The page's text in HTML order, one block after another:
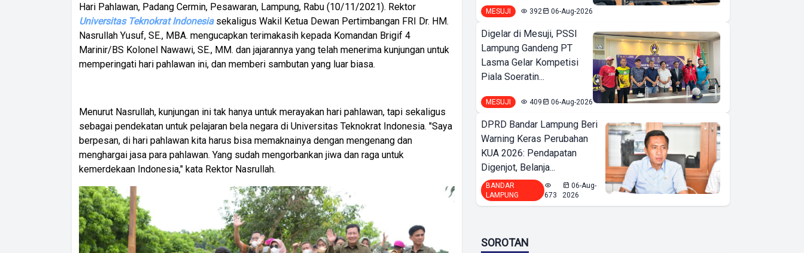
Hari Pahlawan, Padang Cermin, Pesawaran, Lampung, Rabu (10/11/2021). Rektor
Universitas Teknokrat Indonesiasekaligus Wakil Ketua Dewan Pertimbangan FRI Dr. HM.
Nasrullah Yusuf, SE., MBA. mengucapkan terimakasih kepada Komandan Brigif 4
Marinir/BS Kolonel Nawawi, SE., MM. dan jajarannya yang telah menerima kunjungan untuk
memperingati hari pahlawan ini, dan memberi sambutan yang luar biasa.
Menurut Nasrullah, kunjungan ini tak hanya untuk merayakan hari pahlawan, tapi sekaligus
sebagai pendekatan untuk pelajaran bela negara di Universitas Teknokrat Indonesia. "Saya
berpesan, di hari pahlawan kita harus bisa memaknainya dengan mengenang dan
menghargai jasa para pahlawan. Yang sudah mengorbankan jiwa dan raga untuk
kemerdekaan Indonesia," kata Rektor Nasrullah.
MESUJI 392 06-Aug-2026
Digelar di Mesuji, PSSI
Lampung Gandeng PT
Lasma Gelar Kompetisi
Piala Soeratin...
MESUJI 409 06-Aug-2026
DPRD Bandar Lampung Beri
Warning Keras Perubahan
KUA 2026: Pendapatan
Digenjot, Belanja...
BANDAR
LAMPUNG
673
06-Aug-
2026
SOROTAN